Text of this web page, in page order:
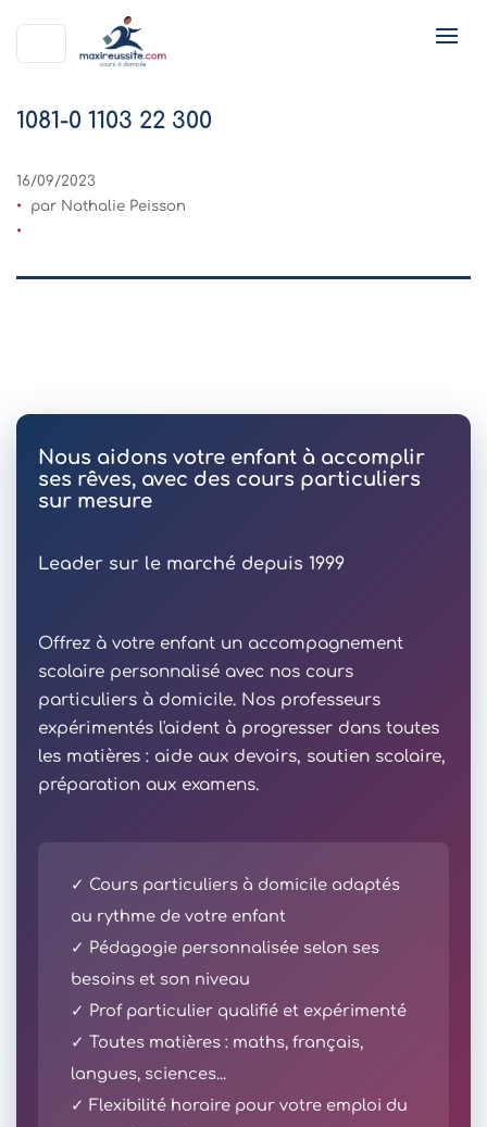
1081-0 1103 22 300
16/09/2023
par Nathalie Peisson
Nous aidons votre enfant à accomplir
ses rêves, avec des cours particuliers
sur mesure
Leader sur le marché depuis 1999
Offrez à votre enfant un accompagnement
scolaire personnalisé avec nos cours
particuliers à domicile. Nos professeurs
expérimentés l'aident à progresser dans toutes
les matières : aide aux devoirs, soutien scolaire,
préparation aux examens.
✓ Cours particuliers à domicile adaptés
au rythme de votre enfant
✓ Pédagogie personnalisée selon ses
besoins et son niveau
✓ Prof particulier qualifié et expérimenté
✓ Toutes matières : maths, français,
langues, sciences...
✓ Flexibilité horaire pour votre emploi du